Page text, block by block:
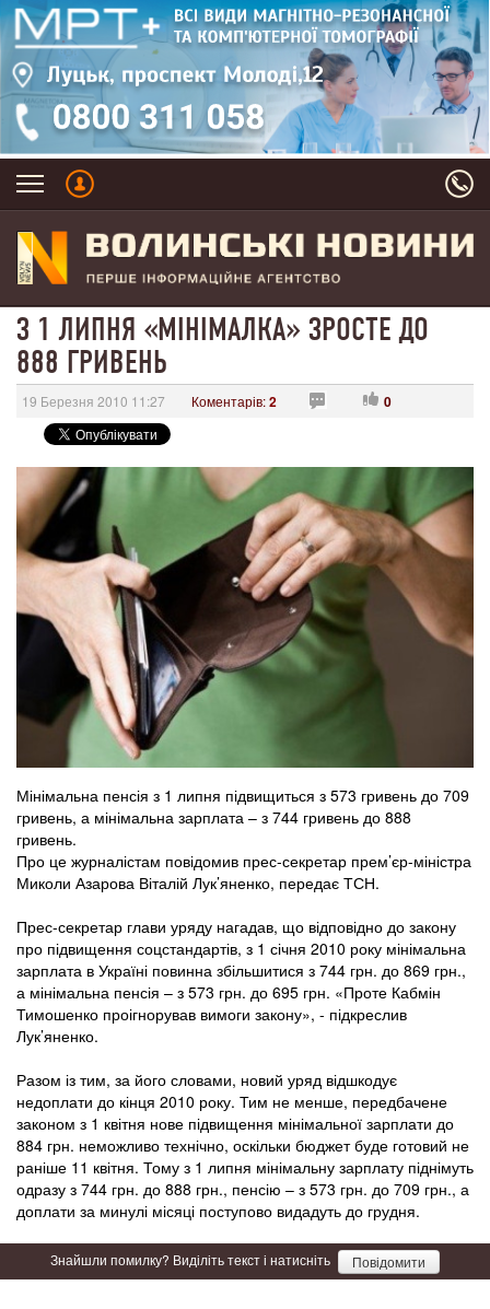
З 1 ЛИПНЯ «МІНІМАЛКА» ЗРОСТЕ ДО
888 ГРИВЕНЬ
19 Березня 2010 11:27 Коментарів:2 0
Мінімальна пенсія з 1 липня підвищиться з 573 гривень до 709
гривень, а мінімальна зарплата – з 744 гривень до 888
гривень.
Про це журналістам повідомив прес-секретар прем’єр-міністра
Миколи Азарова Віталій Лук’яненко, передає ТСН.
Прес-секретар глави уряду нагадав, що відповідно до закону
про підвищення соцстандартів, з 1 січня 2010 року мінімальна
зарплата в Україні повинна збільшитися з 744 грн. до 869 грн.,
а мінімальна пенсія – з 573 грн. до 695 грн. «Проте Кабмін
Тимошенко проігнорував вимоги закону», - підкреслив
Лук’яненко.
Разом із тим, за його словами, новий уряд відшкодує
недоплати до кінця 2010 року. Тим не менше, передбачене
законом з 1 квітня нове підвищення мінімальної зарплати до
884 грн. неможливо технічно, оскільки бюджет буде готовий не
раніше 11 квітня. Тому з 1 липня мінімальну зарплату піднімуть
одразу з 744 грн. до 888 грн., пенсію – з 573 грн. до 709 грн., а
доплати за минулі місяці поступово видадуть до грудня.
Знайшли помилку? Виділіть текст і натисніть Повідомити